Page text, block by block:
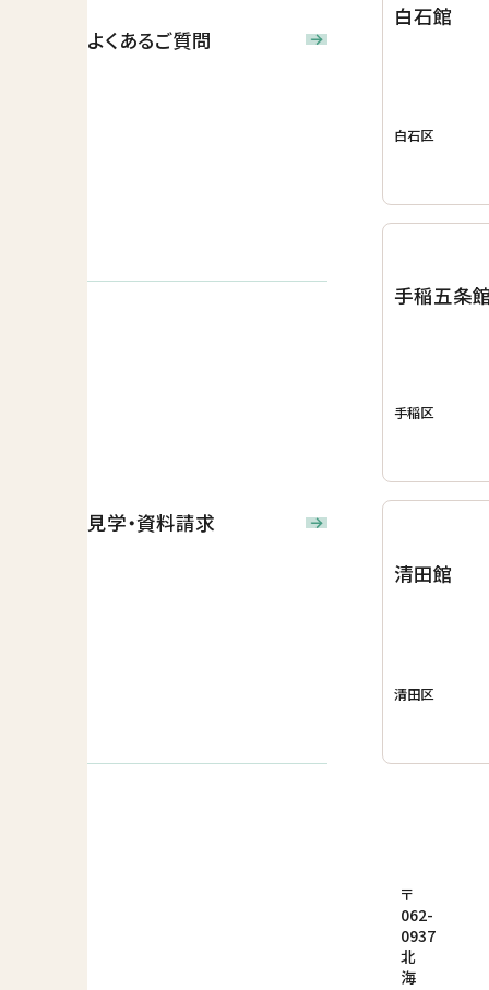
よくあるご質問
見学・資料請求
白石館
白石区
手稲五条
手稲区
清田館
清田区
〒
062-
0937
北
海